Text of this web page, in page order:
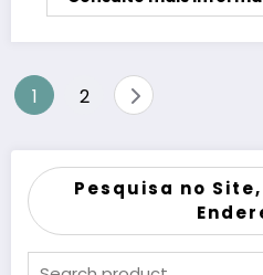
Pesquisa no
Paginação
posts
1 2